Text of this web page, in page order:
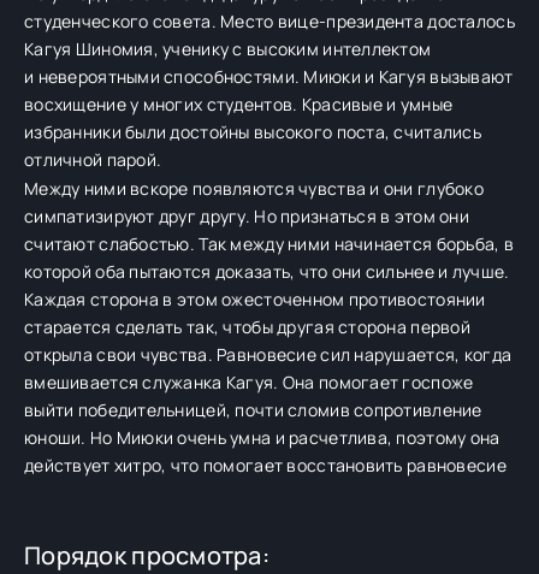
студенческого совета. Место вице-президента досталось
Кагуя Шиномия, ученику с высоким интеллектом
и невероятными способностями. Миюки и Кагуя вызывают
восхищение у многих студентов. Красивые и умные
избранники были достойны высокого поста, считались
отличной парой.
Между ними вскоре появляются чувства и они глубоко
симпатизируют друг другу. Но признаться в этом они
считают слабостью. Так между ними начинается борьба, в
которой оба пытаются доказать, что они сильнее и лучше.
Каждая сторона в этом ожесточенном противостоянии
старается сделать так, чтобы другая сторона первой
открыла свои чувства. Равновесие сил нарушается, когда
вмешивается служанка Кагуя. Она помогает госпоже
выйти победительницей, почти сломив сопротивление
юноши. Но Миюки очень умна и расчетлива, поэтому она
действует хитро, что помогает восстановить равновесие
Порядок просмотра: